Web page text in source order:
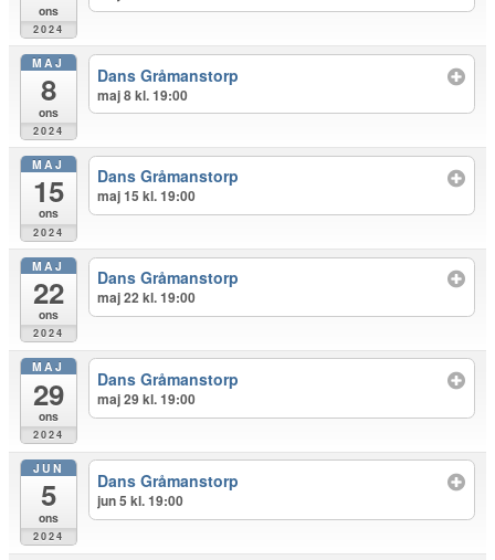
ons
2024
MAJ
8
ons
2024
Dans Gråmanstorp
maj 8 kl. 19:00
MAJ
15
ons
2024
Dans Gråmanstorp
maj 15 kl. 19:00
MAJ
22
ons
2024
Dans Gråmanstorp
maj 22 kl. 19:00
MAJ
29
ons
2024
Dans Gråmanstorp
maj 29 kl. 19:00
JUN
5
ons
2024
Dans Gråmanstorp
jun 5 kl. 19:00